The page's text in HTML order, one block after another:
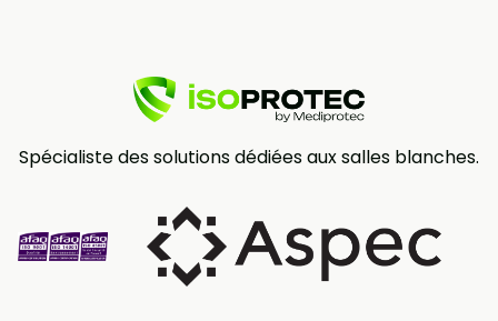
Spécialiste des solutions dédiées aux salles blanches.